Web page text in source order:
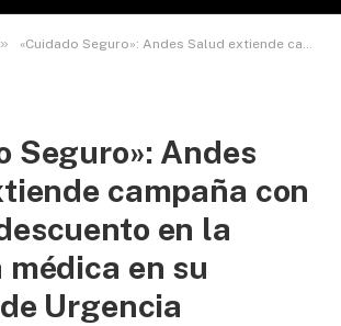
» «Cuidado Seguro»: Andes Salud extiende campaña con 50% de descuento en la consulta médica en su Servicio de Urgencia
Seguro»: Andes
campaña con
en la
en su
Urgencia